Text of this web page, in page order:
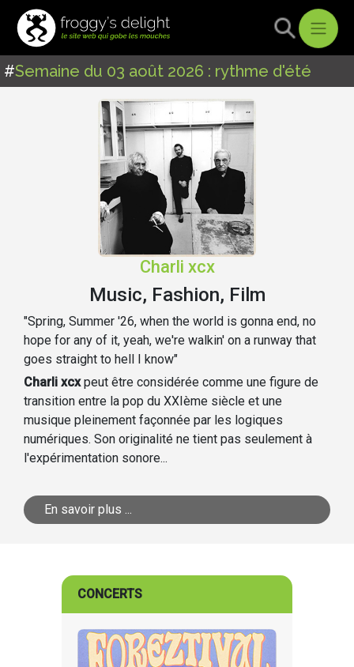
#Semaine du 03 août 2026 : rythme d'été
Charli xcx
Music, Fashion, Film
"Spring, Summer '26, when the world is gonna end, no
hope for any of it, yeah, we're walkin' on a runway that
goes straight to hell I know"
Charli xcxpeut être considérée comme une figure de
transition entre la pop du XXIème siècle et une
musique pleinement façonnée par les logiques
numériques. Son originalité ne tient pas seulement à
l'expérimentation sonore...
En savoir plus ...
CONCERTS